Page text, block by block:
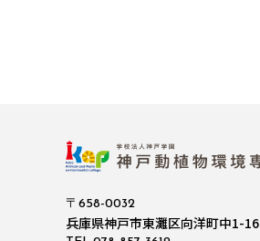
〒658-0032
兵庫県神戸市東灘区向洋町中1-16